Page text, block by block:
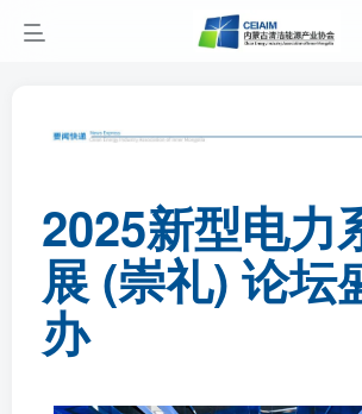
2025新型电力
展 (崇礼) 论坛
办